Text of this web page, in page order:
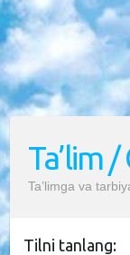
Ta’lim
Ta’limga va
Tilni tanlang: